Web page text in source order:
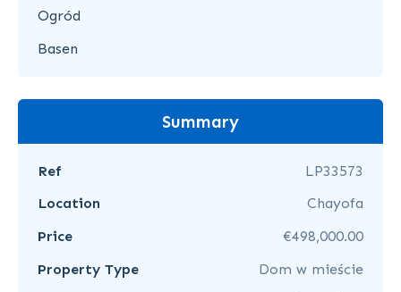
Ogród
Basen
Summary
Ref
LP33573
Location
Chayofa
Price
€498,000.00
Property Type
Dom w mieście